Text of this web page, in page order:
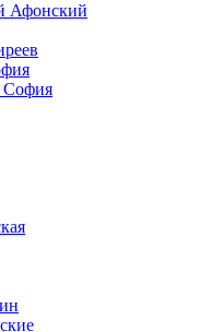
Афонский
София